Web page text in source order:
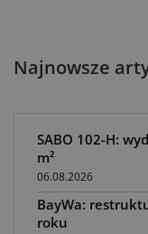
Najnowsze
SABO 102-H:
m²
06.08.2026
BayWa:
roku